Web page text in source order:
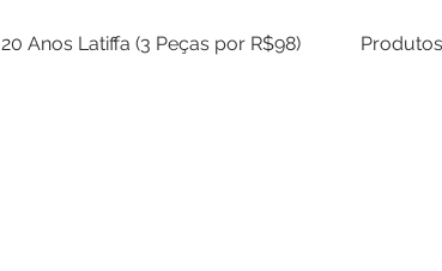
20 Anos Latiffa (3 Peças por R$98) Produtos